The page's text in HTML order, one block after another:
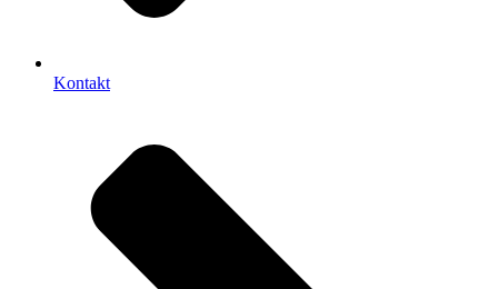
Kontakt